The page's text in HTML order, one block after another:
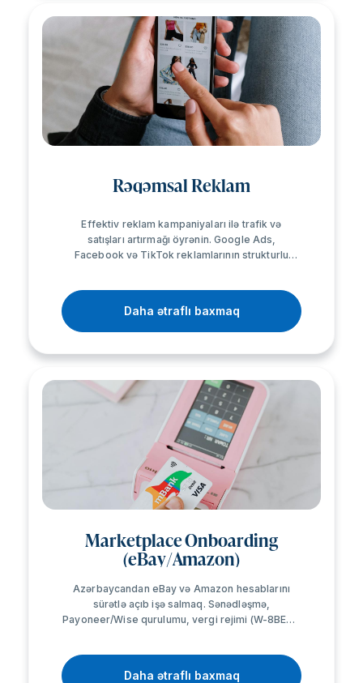
Rəqəmsal Reklam
Effektiv reklam kampaniyaları ilə trafik və
satışları artırmağı öyrənin. Google Ads,
Facebook və TikTok reklamlarının strukturlu
Daha ətraflı baxmaq
Marketplace Onboarding
(eBay/Amazon)
Azərbaycandan eBay və Amazon hesablarını
sürətlə açıb işə salmaq. Sənədləşmə,
Payoneer/Wise qurulumu, vergi rejimi (W-8BEN),
Daha ətraflı baxmaq